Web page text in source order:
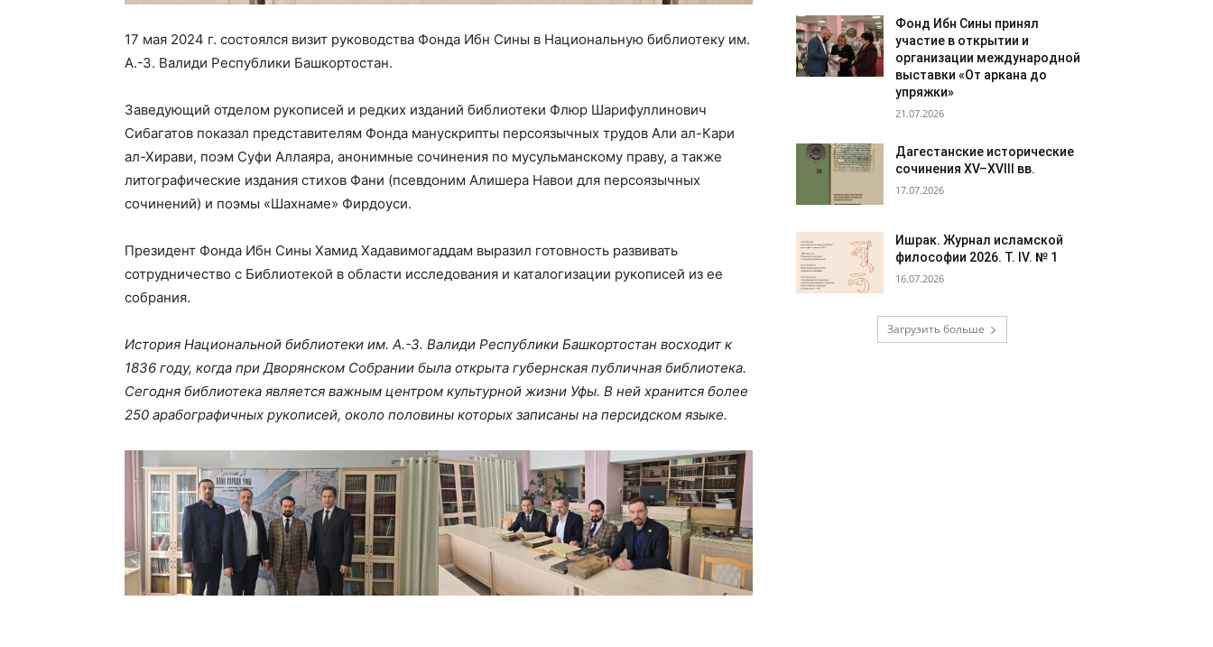
17 мая 2024 г. состоялся визит руководства Фонда Ибн Сины в Национальную библиотеку им.
А.-З. Валиди Республики Башкортостан.
Заведующий отделом рукописей и редких изданий библиотеки Флюр Шарифуллинович
Сибагатов показал представителям Фонда манускрипты персоязычных трудов Али ал-Кари
ал-Хирави, поэм Суфи Аллаяра, анонимные сочинения по мусульманскому праву, а также
литографические издания стихов Фани (псевдоним Алишера Навои для персоязычных
сочинений) и поэмы «Шахнаме» Фирдоуси.
Президент Фонда Ибн Сины Хамид Хадавимогаддам выразил готовность развивать
сотрудничество с Библиотекой в области исследования и каталогизации рукописей из ее
собрания.
История Национальной библиотеки им. А.-З. Валиди Республики Башкортостан восходит к
1836 году, когда при Дворянском Собрании была открыта губернская публичная библиотека.
Сегодня библиотека является важным центром культурной жизни Уфы. В ней хранится более
250 арабографичных рукописей, около половины которых записаны на персидском языке.
Фонд Ибн Сины принял
участие в открытии и
организации международной
выставки «От аркана до
упряжки»
21.07.2026
Дагестанские исторические
сочинения XV–XVIII вв.
17.07.2026
Ишрак. Журнал исламской
философии 2026. Т. IV. № 1
16.07.2026
Загрузить больше